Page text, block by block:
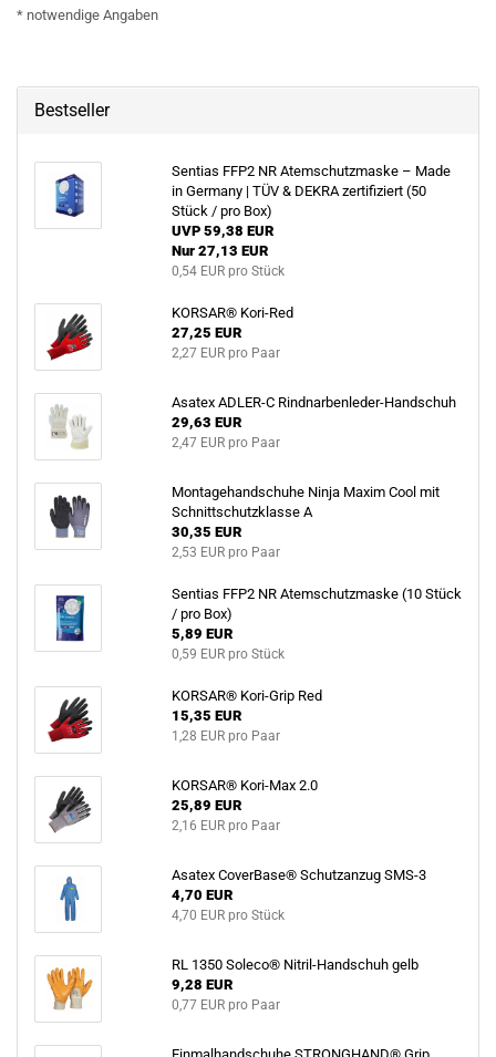
* notwendige Angaben
Bestseller
Sentias FFP2 NR Atemschutzmaske – Made
in Germany | TÜV & DEKRA zertifiziert (50
Stück / pro Box)
UVP 59,38 EUR
Nur 27,13 EUR
0,54 EUR pro Stück
KORSAR® Kori-Red
27,25 EUR
2,27 EUR pro Paar
Asatex ADLER-C Rindnarbenleder-Handschuh
29,63 EUR
2,47 EUR pro Paar
Montagehandschuhe Ninja Maxim Cool mit
Schnittschutzklasse A
30,35 EUR
2,53 EUR pro Paar
Sentias FFP2 NR Atemschutzmaske (10 Stück
/ pro Box)
5,89 EUR
0,59 EUR pro Stück
KORSAR® Kori-Grip Red
15,35 EUR
1,28 EUR pro Paar
KORSAR® Kori-Max 2.0
25,89 EUR
2,16 EUR pro Paar
Asatex CoverBase® Schutzanzug SMS-3
4,70 EUR
4,70 EUR pro Stück
RL 1350 Soleco® Nitril-Handschuh gelb
9,28 EUR
0,77 EUR pro Paar